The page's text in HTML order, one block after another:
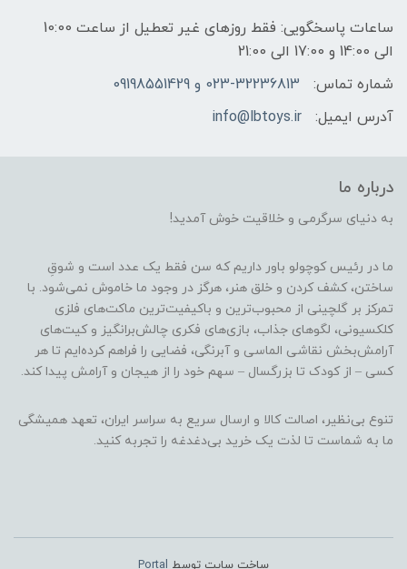
ساعات پاسخگویی: فقط روزهای غیر تعطیل از ساعت 10:00
الی 14:00 و 17:00 الی 21:00
شماره تماس:
023-32236813 و 09198551429
آدرس ایمیل:
info@lbtoys.ir
درباره ما
به دنیای سرگرمی و خلاقیت خوش آمدید!
ما در رئیس کوچولو باور داریم که سن فقط یک عدد است و شوقِ
ساختن، کشف کردن و خلق هنر، هرگز در وجود ما خاموش نمی‌شود. با
تمرکز بر گلچینی از محبوب‌ترین و باکیفیت‌ترین ماکت‌های فلزی
کلکسیونی، لگوهای جذاب، بازی‌های فکری چالش‌برانگیز و کیت‌های
آرامش‌بخش نقاشی الماسی و آبرنگی، فضایی را فراهم کرده‌ایم تا هر
کسی – از کودک تا بزرگسال – سهم خود را از هیجان و آرامش پیدا کند.
تنوع بی‌نظیر، اصالت کالا و ارسال سریع به سراسر ایران، تعهد همیشگی
ما به شماست تا لذت یک خرید بی‌دغدغه را تجربه کنید.
ساخت سایت توسط Portal